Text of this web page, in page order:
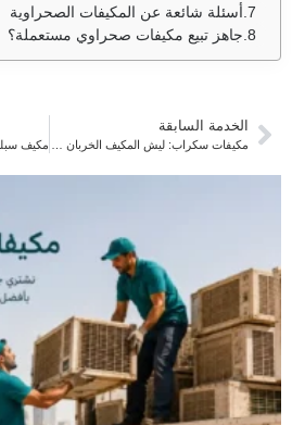
أسئلة شائعة عن المكيفات الصحراوية
جاهز تبيع مكيفات صحراوي مستعملة؟
الخدمة السابقة
مكيفات سكراب: ليش المكيف الخربان له قيمة حقيقية وكيف تحصل عليها